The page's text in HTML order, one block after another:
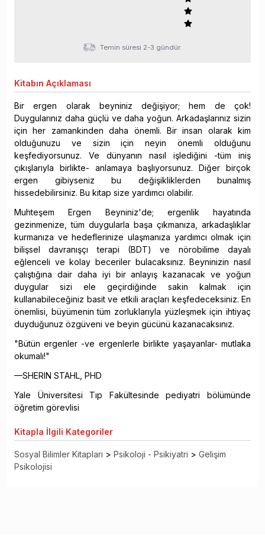
Temin süresi 2-3 gündür.
Kitabın Açıklaması
Bir ergen olarak beyniniz değişiyor; hem de çok!
Duygularınız daha güçlü ve daha yoğun. Arkadaşlarınız sizin
için her zamankinden daha önemli. Bir insan olarak kim
olduğunuzu ve sizin için neyin önemli olduğunu
keşfediyorsunuz. Ve dünyanın nasıl işlediğini -tüm iniş
çıkışlarıyla birlikte- anlamaya başlıyorsunuz. Diğer birçok
ergen gibiyseniz bu değişikliklerden bunalmış
hissedebilirsiniz. Bu kitap size yardımcı olabilir.
Muhteşem Ergen Beyniniz'de; ergenlik hayatında
gezinmenize, tüm duygularla başa çıkmanıza, arkadaşlıklar
kurmanıza ve hedeflerinize ulaşmanıza yardımcı olmak için
bilişsel davranışçı terapi (BDT) ve nörobilime dayalı
eğlenceli ve kolay beceriler bulacaksınız. Beyninizin nasıl
çalıştığına dair daha iyi bir anlayış kazanacak ve yoğun
duygular sizi ele geçirdiğinde sakin kalmak için
kullanabileceğiniz basit ve etkili araçları keşfedeceksiniz. En
önemlisi, büyümenin tüm zorluklarıyla yüzleşmek için ihtiyaç
duyduğunuz özgüveni ve beyin gücünü kazanacaksınız.
"Bütün ergenler -ve ergenlerle birlikte yaşayanlar- mutlaka
okumalı!"
—SHERIN STAHL, PHD
Yale Üniversitesi Tıp Fakültesinde pediyatri bölümünde
öğretim görevlisi
Kitapla İlgili Kategoriler
Sosyal Bilimler Kitapları > Psikoloji - Psikiyatri > Gelişim
Psikolojisi